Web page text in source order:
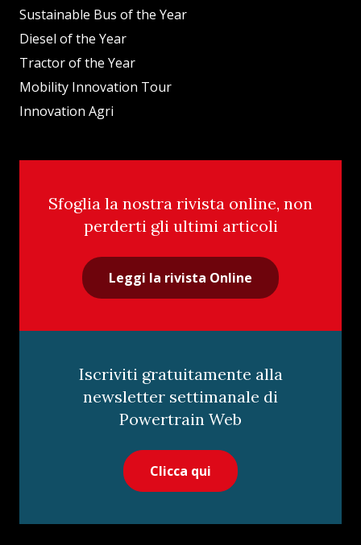
Sustainable Bus of the Year
Diesel of the Year
Tractor of the Year
Mobility Innovation Tour
Innovation Agri
Sfoglia la nostra rivista online, non
perderti gli ultimi articoli
Leggi la rivista Online
Iscriviti gratuitamente alla
newsletter settimanale di
Powertrain Web
Clicca qui